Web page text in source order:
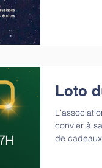
Loto
convier à
de